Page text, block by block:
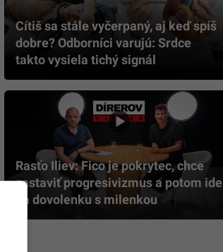
Cítiš sa stále vyčerpaný, aj keď spíš
dobre? Odborníci varujú: Srdce
takto vysiela tichý signál
Rasťo Iliev: Fico je pokrytec, chce
zastaviť progresivizmus a potom ide
na dovolenku s milenkou